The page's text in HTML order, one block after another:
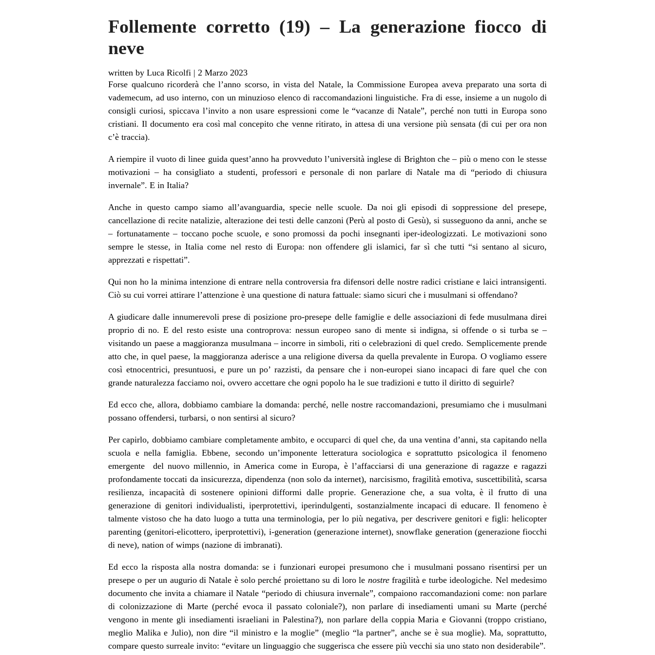
Follemente corretto (19) – La generazione fiocco di
neve
written by Luca Ricolfi | 2 Marzo 2023
Forse qualcuno ricorderà che l’anno scorso, in vista del Natale, la Commissione Europea aveva preparato una sorta di
vademecum, ad uso interno, con un minuzioso elenco di raccomandazioni linguistiche. Fra di esse, insieme a un nugolo di
consigli curiosi, spiccava l’invito a non usare espressioni come le “vacanze di Natale”, perché non tutti in Europa sono
cristiani. Il documento era così mal concepito che venne ritirato, in attesa di una versione più sensata (di cui per ora non
c’è traccia).
A riempire il vuoto di linee guida quest’anno ha provveduto l’università inglese di Brighton che – più o meno con le stesse
motivazioni – ha consigliato a studenti, professori e personale di non parlare di Natale ma di “periodo di chiusura
invernale”. E in Italia?
Anche in questo campo siamo all’avanguardia, specie nelle scuole. Da noi gli episodi di soppressione del presepe,
cancellazione di recite natalizie, alterazione dei testi delle canzoni (Perù al posto di Gesù), si susseguono da anni, anche se
– fortunatamente – toccano poche scuole, e sono promossi da pochi insegnanti iper-ideologizzati. Le motivazioni sono
sempre le stesse, in Italia come nel resto di Europa: non offendere gli islamici, far sì che tutti “si sentano al sicuro,
apprezzati e rispettati”.
Qui non ho la minima intenzione di entrare nella controversia fra difensori delle nostre radici cristiane e laici intransigenti.
Ciò su cui vorrei attirare l’attenzione è una questione di natura fattuale: siamo sicuri che i musulmani si offendano?
A giudicare dalle innumerevoli prese di posizione pro-presepe delle famiglie e delle associazioni di fede musulmana direi
proprio di no. E del resto esiste una controprova: nessun europeo sano di mente si indigna, si offende o si turba se –
visitando un paese a maggioranza musulmana – incorre in simboli, riti o celebrazioni di quel credo. Semplicemente prende
atto che, in quel paese, la maggioranza aderisce a una religione diversa da quella prevalente in Europa. O vogliamo essere
così etnocentrici, presuntuosi, e pure un po’ razzisti, da pensare che i non-europei siano incapaci di fare quel che con
grande naturalezza facciamo noi, ovvero accettare che ogni popolo ha le sue tradizioni e tutto il diritto di seguirle?
Ed ecco che, allora, dobbiamo cambiare la domanda: perché, nelle nostre raccomandazioni, presumiamo che i musulmani
possano offendersi, turbarsi, o non sentirsi al sicuro?
Per capirlo, dobbiamo cambiare completamente ambito, e occuparci di quel che, da una ventina d’anni, sta capitando nella
scuola e nella famiglia. Ebbene, secondo un’imponente letteratura sociologica e soprattutto psicologica il fenomeno
emergente del nuovo millennio, in America come in Europa, è l’affacciarsi di una generazione di ragazze e ragazzi
profondamente toccati da insicurezza, dipendenza (non solo da internet), narcisismo, fragilità emotiva, suscettibilità, scarsa
resilienza, incapacità di sostenere opinioni difformi dalle proprie. Generazione che, a sua volta, è il frutto di una
generazione di genitori individualisti, iperprotettivi, iperindulgenti, sostanzialmente incapaci di educare. Il fenomeno è
talmente vistoso che ha dato luogo a tutta una terminologia, per lo più negativa, per descrivere genitori e figli: helicopter
parenting (genitori-elicottero, iperprotettivi), i-generation (generazione internet), snowflake generation (generazione fiocchi
di neve), nation of wimps (nazione di imbranati).
Ed ecco la risposta alla nostra domanda: se i funzionari europei presumono che i musulmani possano risentirsi per un
presepe o per un augurio di Natale è solo perché proiettano su di loro le nostrefragilità e turbe ideologiche. Nel medesimo
documento che invita a chiamare il Natale “periodo di chiusura invernale”, compaiono raccomandazioni come: non parlare
di colonizzazione di Marte (perché evoca il passato coloniale?), non parlare di insediamenti umani su Marte (perché
vengono in mente gli insediamenti israeliani in Palestina?), non parlare della coppia Maria e Giovanni (troppo cristiano,
meglio Malika e Julio), non dire “il ministro e la moglie” (meglio “la partner”, anche se è sua moglie). Ma, soprattutto,
compare questo surreale invito: “evitare un linguaggio che suggerisca che essere più vecchi sia uno stato non desiderabile”.